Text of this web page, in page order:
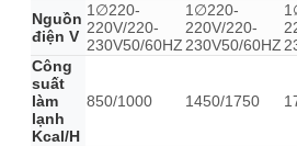
Nguồn
điện V
1∅220-
220V/220-
230V50/60HZ
1∅220-
220V/220-
230V50/60HZ
Công
suất
làm
lạnh
Kcal/H
850/1000 1450/1750